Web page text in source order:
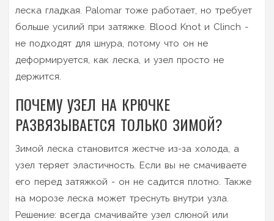
леска гладкая. Palomar тоже работает, но требует
больше усилий при затяжке. Blood Knot и Clinch -
не подходят для шнура, потому что он не
деформируется, как леска, и узел просто не
держится.
ПОЧЕМУ УЗЕЛ НА КРЮЧКЕ
РАЗВЯЗЫВАЕТСЯ ТОЛЬКО ЗИМОЙ?
Зимой леска становится жестче из-за холода, а
узел теряет эластичность. Если вы не смачиваете
его перед затяжкой - он не садится плотно. Также
на морозе леска может треснуть внутри узла.
Решение: всегда смачивайте узел слюной или